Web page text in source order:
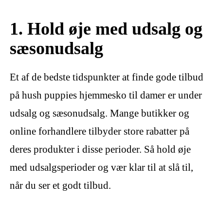
1. Hold øje med udsalg og
sæsonudsalg
Et af de bedste tidspunkter at finde gode tilbud
på hush puppies hjemmesko til damer er under
udsalg og sæsonudsalg. Mange butikker og
online forhandlere tilbyder store rabatter på
deres produkter i disse perioder. Så hold øje
med udsalgsperioder og vær klar til at slå til,
når du ser et godt tilbud.